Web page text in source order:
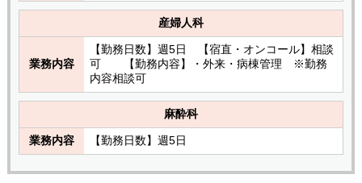
産婦人科
業務内容
【勤務日数】週5日 【宿直・オンコール】相談
可 【勤務内容】・外来・病棟管理 ※勤務
内容相談可
麻酔科
業務内容 【勤務日数】週5日